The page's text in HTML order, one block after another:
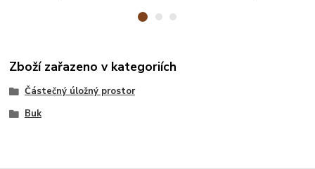
Zboží zařazeno v kategoriích
Částečný úložný prostor
Buk